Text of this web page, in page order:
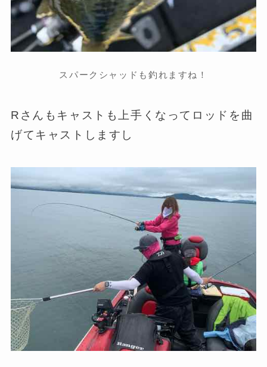
スパークシャッドも釣れますね！
Rさんもキャストも上手くなってロッドを曲
げてキャストしますし